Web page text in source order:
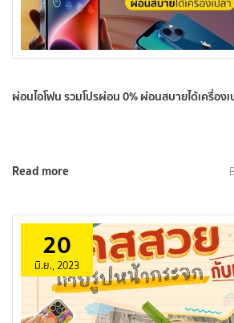
ผ่อนไอโฟน รวมโปรผ่อน 0% ผ่อนสบายได้เครื่องเ
Read more
20
มิ.ย., 2023